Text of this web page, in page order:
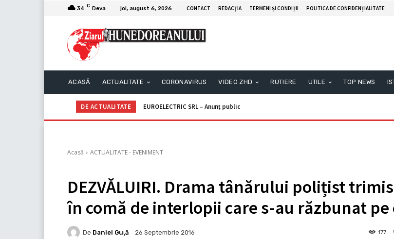
34 C Deva joi, august 6, 2026 CONTACT REDACŢIA TERMENI ȘI CONDIȚII POLITICA DE CONFIDENȚIALITATE
ACASĂ ACTUALITATE CORONAVIRUS VIDEO ZHD RUTIERE UTILE TOP NEWS
DE ACTUALITATE EUROELECTRIC SRL – Anunţ public
Acasă ACTUALITATE - EVENIMENT
DEZVĂLUIRI. Drama tânărului polițist trimis
în comă de interlopii care s-au răzbunat pe
De Daniel Guţă 26 Septembrie 2016 177